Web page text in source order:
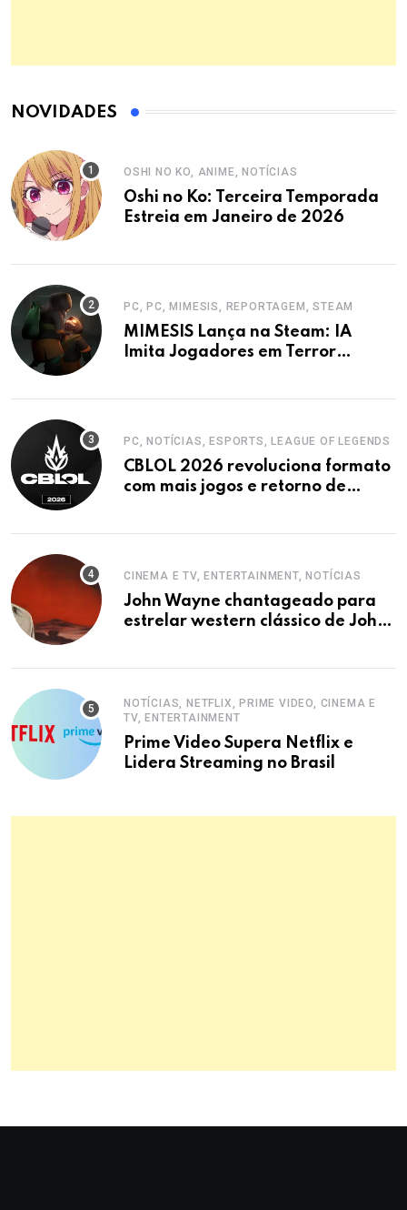
NOVIDADES
OSHI NO KO, ANIME, NOTÍCIAS
Oshi no Ko: Terceira Temporada
Estreia em Janeiro de 2026
PC, PC, MIMESIS, REPORTAGEM, STEAM
MIMESIS Lança na Steam: IA
Imita Jogadores em Terror
PC, NOTÍCIAS, ESPORTS, LEAGUE OF LEGENDS
CBLOL 2026 revoluciona formato
com mais jogos e retorno de
CINEMA E TV, ENTERTAINMENT, NOTÍCIAS
John Wayne chantageado para
estrelar western clássico de John
NOTÍCIAS, NETFLIX, PRIME VIDEO, CINEMA E
TV, ENTERTAINMENT
Prime Video Supera Netflix e
Lidera Streaming no Brasil